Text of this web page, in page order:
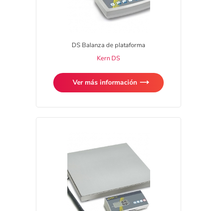
DS Balanza de plataforma
Kern DS
Ver más información